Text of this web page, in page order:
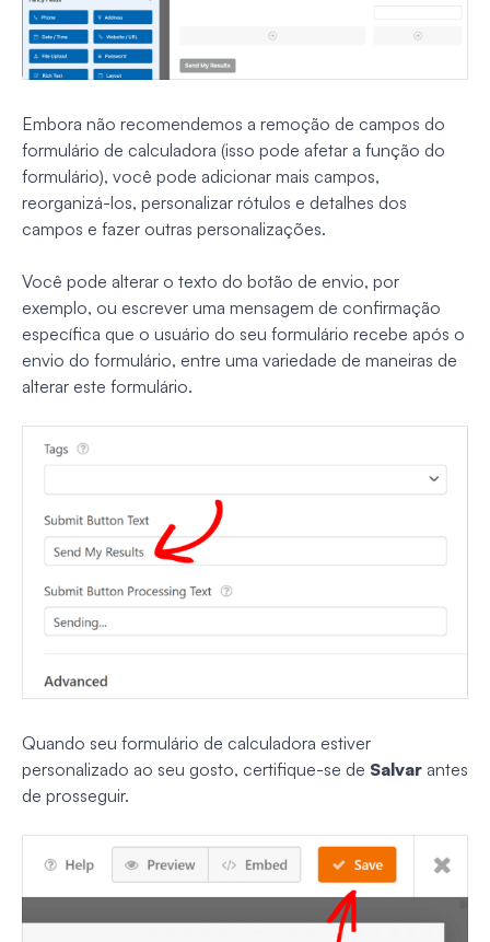
Embora não recomendemos a remoção de campos do
formulário de calculadora (isso pode afetar a função do
formulário), você pode adicionar mais campos,
reorganizá-los, personalizar rótulos e detalhes dos
campos e fazer outras personalizações.
Você pode alterar o texto do botão de envio, por
exemplo, ou escrever uma mensagem de confirmação
específica que o usuário do seu formulário recebe após o
envio do formulário, entre uma variedade de maneiras de
alterar este formulário.
Quando seu formulário de calculadora estiver
personalizado ao seu gosto, certifique-se de Salvar antes
de prosseguir.